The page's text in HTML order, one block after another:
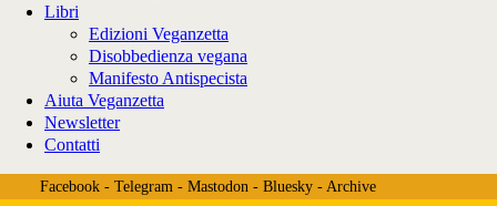
Libri
Edizioni Veganzetta
Disobbedienza vegana
Manifesto Antispecista
Aiuta Veganzetta
Newsletter
Contatti
Facebook- Telegram- Mastodon- Bluesky- Archive